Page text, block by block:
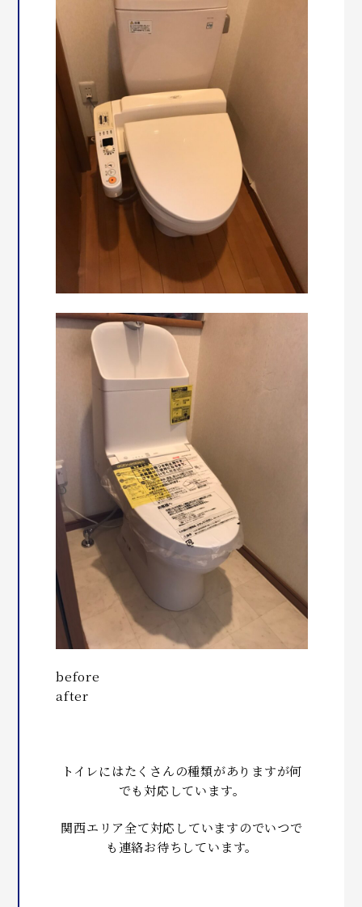
before
after
トイレにはたくさんの種類がありますが何
でも対応しています。
関西エリア全て対応していますのでいつで
も連絡お待ちしています。